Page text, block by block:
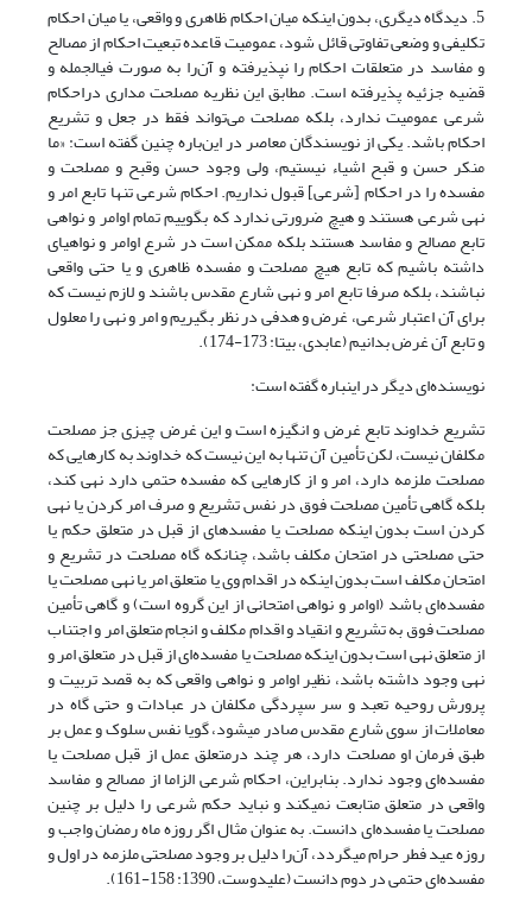
5. دیدگاه دیگری، بدون این‎که میان احکام ظاهری و واقعی، یا میان احکام
تکلیفی و وضعی تفاوتی قائل شود، عمومیت قاعده تبعیت احکام از مصالح
و مفاسد در متعلقات احکام را نپذیرفته و آن‌را به صورت فی‎الجمله و
قضیه جزئیه پذیرفته است. مطابق این نظریه مصلحت مداری دراحکام
شرعی عمومیت ندارد، بلکه مصلحت می‌تواند فقط در جعل و تشریع
احکام باشد. یکی از نویسندگان معاصر در این‌باره چنین گفته است: «ما
منکر حسن و قبح اشیاء نیستیم، ولی وجود حسن وقبح و مصلحت و
مفسده را در احکام [شرعی] قبول نداریم. احکام شرعی تنها تابع امر و
نهی شرعی هستند و هیچ ضرورتی ندارد که بگوییم تمام اوامر و نواهی
تابع مصالح و مفاسد هستند بلکه ممکن است در شرع اوامر و نواهی‎ای
داشته باشیم که تابع هیچ مصلحت و مفسده ظاهری و یا حتی واقعی
نباشند، بلکه صرفا تابع امر و نهی شارع مقدس باشند و لازم نیست که
برای آن اعتبار شرعی، غرض و هدفی در نظر بگیریم و امر و نهی را معلول
و تابع آن غرض بدانیم (عابدی، بی‏تا: 173-174).
نویسنده‌ای دیگر در این‎باره گفته است:
تشریع خداوند تابع غرض و انگیزه است و این غرض چیزی جز مصلحت
مکلفان نیست، لکن تأمین آن تنها به این نیست که خداوند به کارهایی که
مصلحت ملزمه دارد، امر و از کارهایی که مفسده حتمی دارد نهی کند،
بلکه گاهی تأمین مصلحت فوق در نفس تشریع و صرف امر کردن یا نهی
کردن است بدون این‎که مصلحت یا مفسده‎ای از قبل در متعلق حکم یا
حتی مصلحتی در امتحان مکلف باشد، چنان‎که گاه مصلحت در تشریع و
امتحان مکلف است بدون این‎که در اقدام وی یا متعلق امر یا نهی مصلحت یا
مفسده‌ای باشد (اوامر و نواهی امتحانی از این گروه است) و گاهی تأمین
مصلحت فوق به تشریع و انقیاد و اقدام مکلف و انجام متعلق امر و اجتناب
از متعلق نهی است بدون این‎که مصلحت یا مفسده‌ای از قبل در متعلق امر و
نهی وجود داشته باشد، نظیر اوامر و نواهی واقعی که به قصد تربیت و
پرورش روحیه تعبد و سر سپردگی مکلفان در عبادات و حتی گاه در
معاملات از سوی شارع مقدس صادر می‎شود، گویا نفس سلوک و عمل بر
طبق فرمان او مصلحت دارد، هر چند درمتعلق عمل از قبل مصلحت یا
مفسده‌ای وجود ندارد. بنابراین، احکام شرعی الزاما از مصالح و مفاسد
واقعی در متعلق متابعت نمی‏کند و نباید حکم شرعی را دلیل بر چنین
مصلحت یا مفسده‌ای دانست. به عنوان مثال اگر روزه ماه رمضان واجب و
روزه عید فطر حرام می‎گردد، آن‌را دلیل بر وجود مصلحتی ملزمه در اول و
مفسده‌ای حتمی در دوم دانست (علیدوست، 1390: 158-161).